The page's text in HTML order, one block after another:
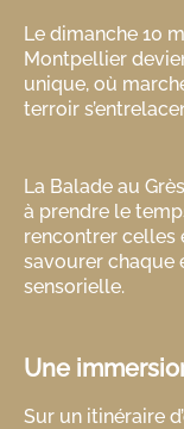
Le dimanche 10
Montpellier
unique, où
terroir
La Balade au
à prendre le
rencontrer celles
savourer chaque
sensorielle.
Une
Sur un itinéraire